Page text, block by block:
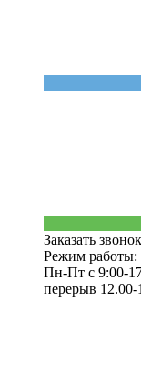
Заказать звонок
Режим работы:
Пн-Пт с 9:00-
перерыв 12.00-